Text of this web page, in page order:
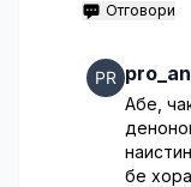
Отговори
Абе,
бе